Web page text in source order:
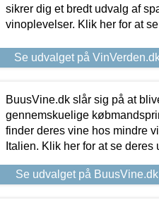
sikrer dig et bredt udvalg af
vinoplevelser. Klik her for at
Se udvalget på
BuusVine.dk slår sig på at
gennemskuelige
finder deres vine hos mindre
Italien. Klik her for at se deres
Se udvalget på BuusVine.dk